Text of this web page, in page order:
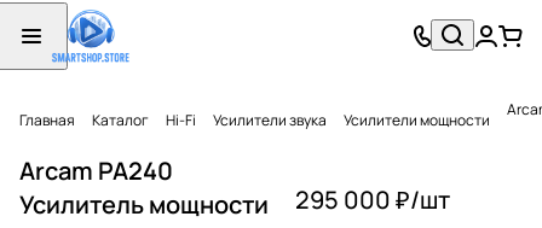
Главная Каталог Hi-Fi Усилители звука Усилители мощности
Arcam PA240
Усилитель мощности
295 000 ₽/шт